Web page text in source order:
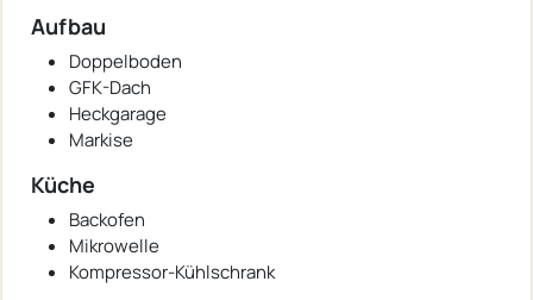
Aufbau
Doppelboden
GFK-Dach
Heckgarage
Markise
Küche
Backofen
Mikrowelle
Kompressor-Kühlschrank